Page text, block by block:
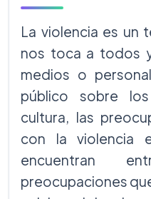
La violencia es un
nos toca a todos
medios o
público sobre
cultura, las
con la violencia
encuentran
preocupaciones